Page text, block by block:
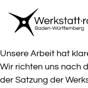
Inhalt
springen
Unsere Arbeit hat
Wir richten uns nach
der Satzung der